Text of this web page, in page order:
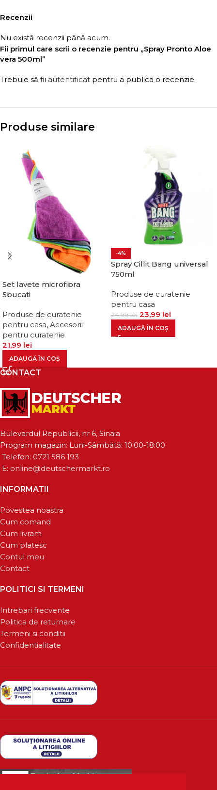
Recenzii
Nu există recenzii până acum.
Fii primul care scrii o recenzie pentru „Spray Pronto Aloe
vera 500ml”
Trebuie să fii autentificat pentru a publica o recenzie.
Produse similare
Set lavete microfibra
5bucati
Produse de curatenie
pentru casa, Accesorii
pentru curatenie
21,99 lei
ADAUGĂ ÎN COȘ
-4%
Spray Cillit Bang universal
750ml
Produse de curatenie
pentru casa
24,99lei 23,99 lei
ADAUGĂ ÎN COȘ
CONTACT
Bulevardul Republicii, nr 6, Sinaia
Program magazin: Luni-Sâmbătă: 10:00-18:00
Telefon: 0721 586 193
E: online@deutschermarkt.ro
INFORMATII
Povestea noastra
Cum comand
Cum livram
Cum platesc
Contul meu
Contact
POLITICI SI TERMENI
Intrebari frecvente
Politica de returnare
Termeni si conditii
Confidentialitate